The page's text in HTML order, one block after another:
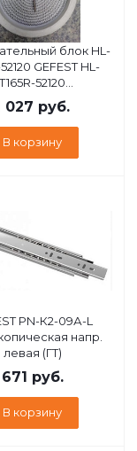
блок HL-
GEFEST HL-
T165R-52120
блок (ГТ)
027 руб.
В корзину
PN-К2-09А-L
напр.
левая (ГТ)
671 руб.
В корзину